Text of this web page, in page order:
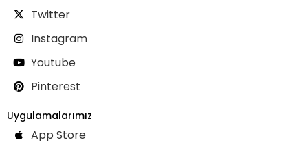
Twitter
Instagram
Youtube
Pinterest
Uygulamalarımız
App Store